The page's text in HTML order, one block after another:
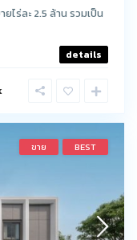
ไร่ละ 2.5 ล้าน รวมเป็น
details
ขาย BEST